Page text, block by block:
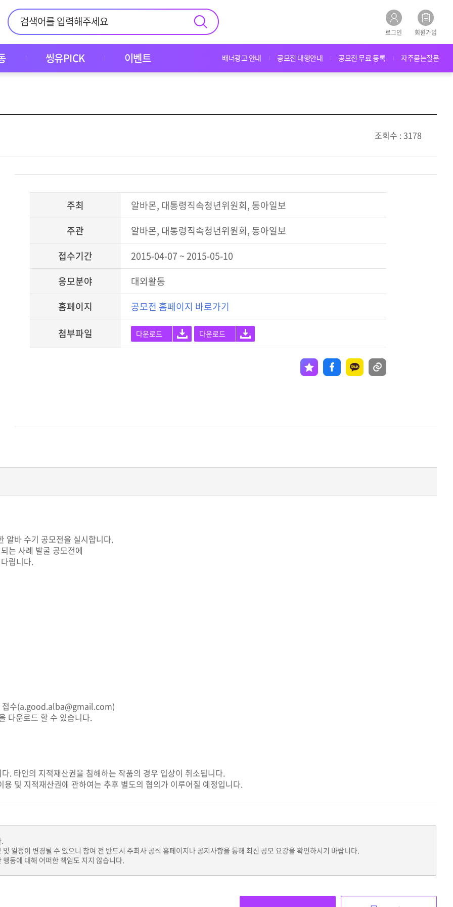
로그인 회원가입
씽유PICK 이벤트 배너광고 안내 공모전 대행안내 공모전 무료 등록 자주묻는질문
조회수 : 3178
주최
알바몬, 대통령직속청년위원회, 동아일보
주관
알바몬, 대통령직속청년위원회, 동아일보
접수기간
2015-04-07 ~ 2015-05-10
응모분야
대외활동
홈페이지
공모전 홈페이지 바로가기
첨부파일
다운로드 다운로드
알바 수기 공모전을 실시합니다.
는 사례 발굴 공모전에
립니다.
접수(a.good.alba@gmail.com)
다운로드 할 수 있습니다.
. 타인의 지적재산권을 침해하는 작품의 경우 입상이 취소됩니다.
및 지적재산권에 관하여는 추후 별도의 협의가 이루어질 예정입니다.
일정이 변경될 수 있으니 참여 전 반드시 주최사 공식 홈페이지나 공지사항을 통해 최신 공모 요강을 확인하시기 바랍니다.
동에 대해 어떠한 책임도 지지 않습니다.